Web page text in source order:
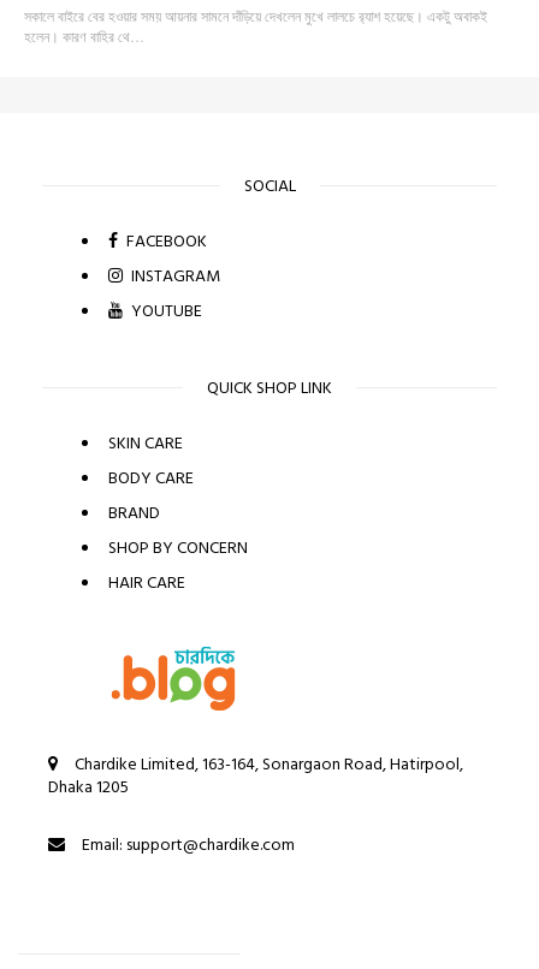
সকালে বাইরে বের হওয়ার সময় আয়নার সামনে দাঁড়িয়ে দেখলেন মুখে লালচে র‍্যাশ হয়েছে। একটু অবাকই
হলেন। কারণ বাহির থে…
SOCIAL
FACEBOOK
INSTAGRAM
YOUTUBE
QUICK SHOP LINK
SKIN CARE
BODY CARE
BRAND
SHOP BY CONCERN
HAIR CARE
Chardike Limited, 163-164, Sonargaon Road, Hatirpool,
Dhaka 1205
Email: support@chardike.com